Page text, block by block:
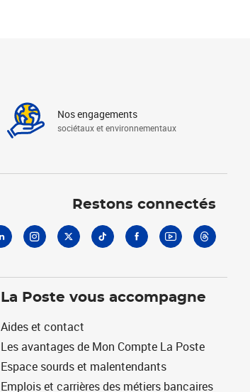
Nos engagements
sociétaux et environnementaux
Restons connectés
La Poste vous accompagne
Aides et contact
Les avantages de Mon Compte La Poste
Espace sourds et malentendants
Emplois et carrières des métiers bancaires